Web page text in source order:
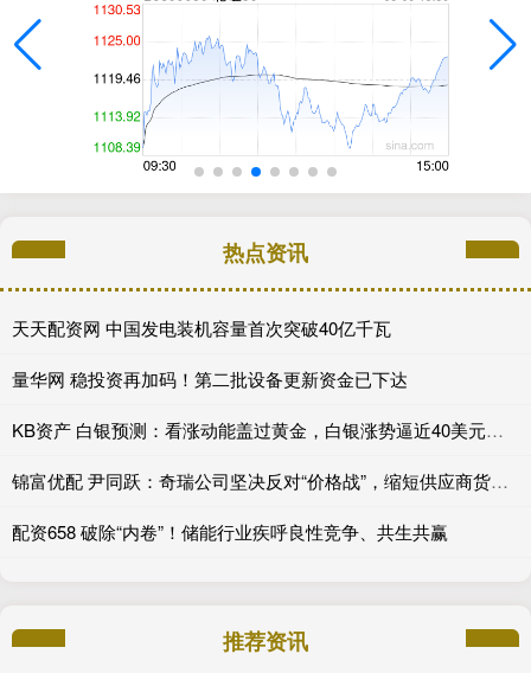
热点资讯
天天配资网 中国发电装机容量首次突破40亿千瓦
量华网 稳投资再加码！第二批设备更新资金已下达
KB资产 白银预测：看涨动能盖过黄金，白银涨势逼近40美元关口
锦富优配 尹同跃：奇瑞公司坚决反对“价格战”，缩短供应商货款支付账期
配资658 破除“内卷”！储能行业疾呼良性竞争、共生共赢
推荐资讯